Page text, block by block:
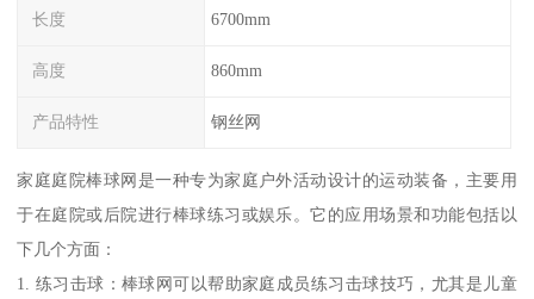
长度 6700mm
高度 860mm
产品特性 钢丝网
家庭庭院棒球网是一种专为家庭户外活动设计的运动装备，主要用
于在庭院或后院进行棒球练习或娱乐。它的应用场景和功能包括以
下几个方面：
1. 练习击球：棒球网可以帮助家庭成员练习击球技巧，尤其是儿童